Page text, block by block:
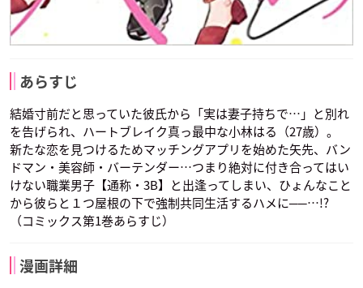
あらすじ
結婚寸前だと思っていた彼氏から「実は妻子持ちで…」と別れ
を告げられ、ハートブレイク真っ最中な小林はる（27歳）。
新たな恋を見つけるためマッチングアプリを始めた矢先、バン
ドマン・美容師・バーテンダー…つまり絶対に付き合ってはい
けない職業男子【通称・3B】と出逢ってしまい、ひょんなこと
から彼らと１つ屋根の下で強制共同生活するハメに──…!?
（コミックス第1巻あらすじ）
漫画詳細